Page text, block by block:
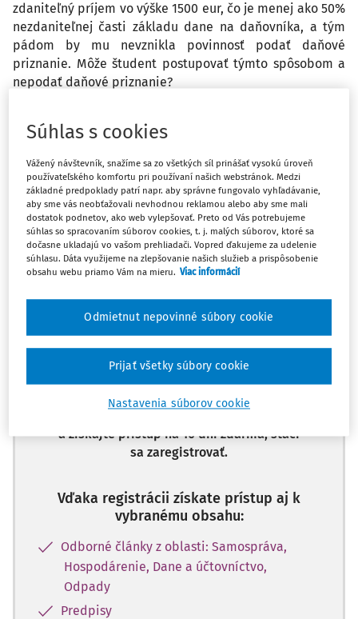
zdaniteľný príjem vo výške 1500 eur, čo je menej ako 50%
nezdaniteľnej časti základu dane na daňovníka, a tým
pádom by mu nevznikla povinnosť podať daňové
priznanie. Môže študent postupovať týmto spôsobom a
nepodať daňové priznanie?
Odpoveď
Máte predplatné? Prihláste sa
Ups, zatiaľ ste si prečítali len
začiatok...
Celý odborný obsah z tejto oblasti je
dostupný predplatiteľom portálu.
a získajte prístup na 10 dní zdarma, stačí
sa zaregistrovať.
Vďaka registrácii získate prístup aj k
vybranému obsahu:
Odborné články z oblasti: Samospráva,
Hospodárenie, Dane a účtovníctvo,
Odpady
Predpisy
Súhlas s cookies
Vážený návštevník, snažíme sa zo všetkých síl prinášať vysokú úroveň
používateľského komfortu pri používaní našich webstránok. Medzi
základné predpoklady patrí napr. aby správne fungovalo vyhľadávanie,
aby sme vás neobťažovali nevhodnou reklamou alebo aby sme mali
dostatok podnetov, ako web vylepšovať. Preto od Vás potrebujeme
súhlas so spracovaním súborov cookies, t. j. malých súborov, ktoré sa
dočasne ukladajú vo vašom prehliadači. Vopred ďakujeme za udelenie
súhlasu. Dáta využijeme na zlepšovanie našich služieb a prispôsobenie
obsahu webu priamo Vám na mieru. Viac informácií
Nastavenia súborov cookie
Odmietnut nepovinné súbory cookie
Prijať všetky súbory cookie